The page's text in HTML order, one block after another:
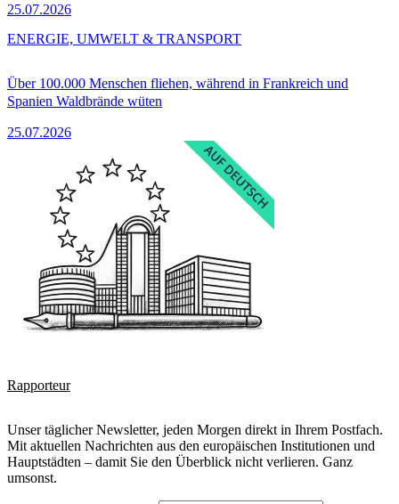
25.07.2026
Über 100.000 Menschen fliehen, während in Frankreich und
Spanien Waldbrände wüten
25.07.2026
ENERGIE, UMWELT & TRANSPORT
Rapporteur
Unser täglicher Newsletter, jeden Morgen direkt in Ihrem Postfach.
Mit aktuellen Nachrichten aus den europäischen Institutionen und
Hauptstädten – damit Sie den Überblick nicht verlieren. Ganz
umsonst.